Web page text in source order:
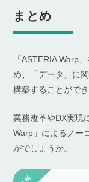
まとめ
「ASTERIA Warp
め、「データ」に
構築することができ
業務改革やDX実現
Warp」によるノー
がでしょうか。